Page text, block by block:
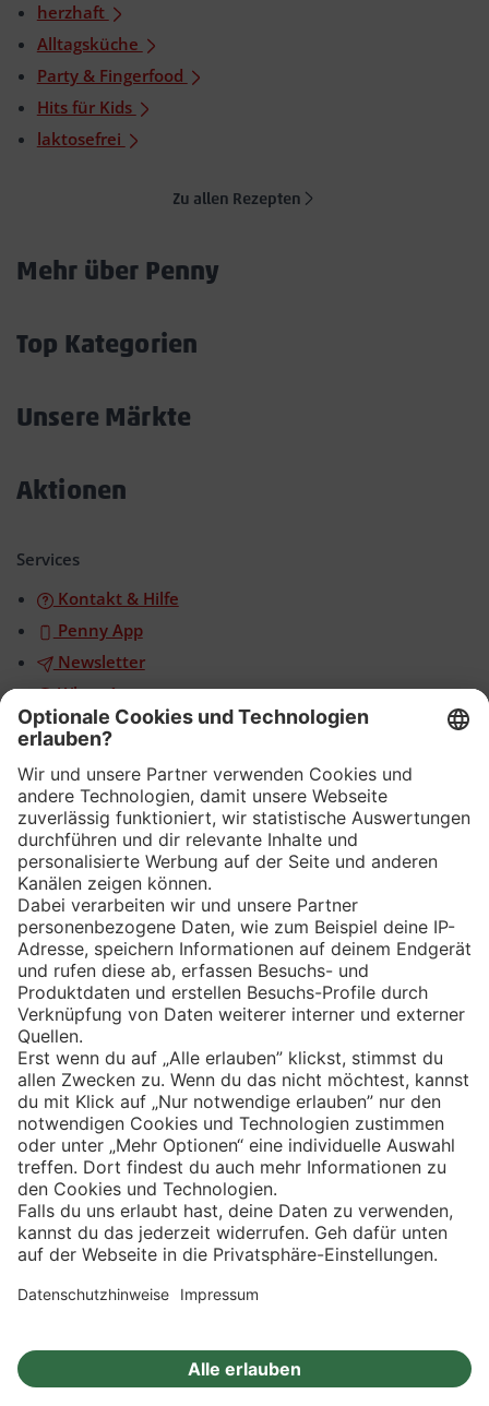
herzhaft
Alltagsküche
Party & Fingerfood
Hits für Kids
laktosefrei
Zu allen Rezepten
Mehr über Penny
Top Kategorien
Unsere Märkte
Aktionen
Services
Kontakt & Hilfe
Penny App
Newsletter
WhatsApp
App
Eishockey
Impressum
Privatsphäre-Einstellungen